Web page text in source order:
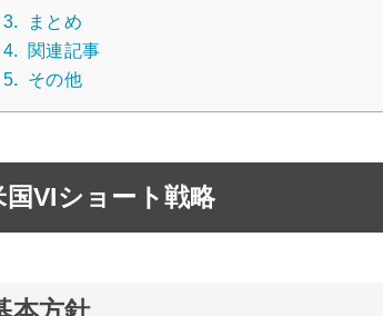
3.
まとめ
4. 関連記事
5.
その他
国VIショート戦略